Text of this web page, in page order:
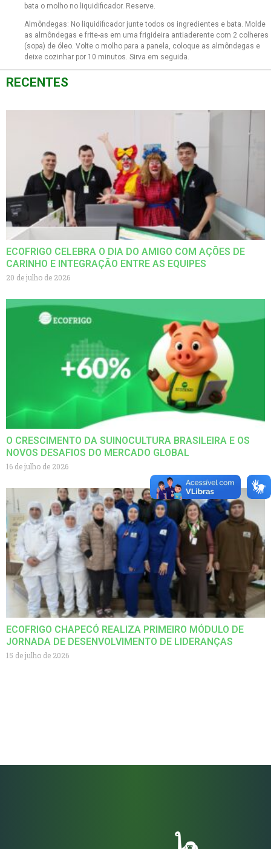
bata o molho no liquidificador. Reserve.
Almôndegas: No liquidificador junte todos os ingredientes e bata. Molde
as almôndegas e frite-as em uma frigideira antiaderente com 2 colheres
(sopa) de óleo. Volte o molho para a panela, coloque as almôndegas e
deixe cozinhar por 10 minutos. Sirva em seguida.
RECENTES
ECOFRIGO CELEBRA O DIA DO AMIGO COM AÇÕES DE
CARINHO E INTEGRAÇÃO ENTRE AS EQUIPES
20 de julho de 2026
O CRESCIMENTO DA SUINOCULTURA BRASILEIRA E OS
NOVOS DESAFIOS DO MERCADO GLOBAL
16 de julho de 2026
ECOFRIGO CHAPECÓ REALIZA PRIMEIRO MÓDULO DE
JORNADA DE DESENVOLVIMENTO DE LIDERANÇAS
15 de julho de 2026